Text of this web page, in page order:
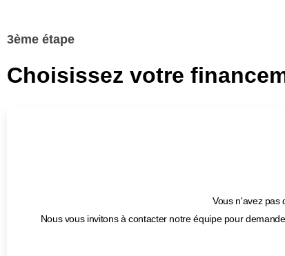
3ème étape
Choisissez votre
Vous n'avez pas
Nous vous invitons à contacter notre équipe pour